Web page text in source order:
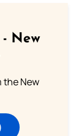
- New
the New